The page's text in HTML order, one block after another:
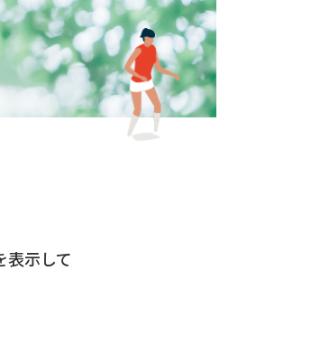
示して